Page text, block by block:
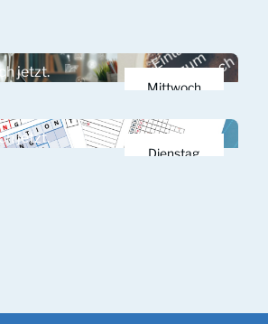
Mittwoch
11.
März 2026
jetzt.
Dienstag
jetzt.